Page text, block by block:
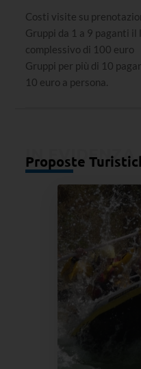
Costi visite su
Gruppi da 1 a 9 paganti
complessivo di 100 euro
Gruppi per più di 10
10 euro a persona.
IN EVIDENZA
Proposte